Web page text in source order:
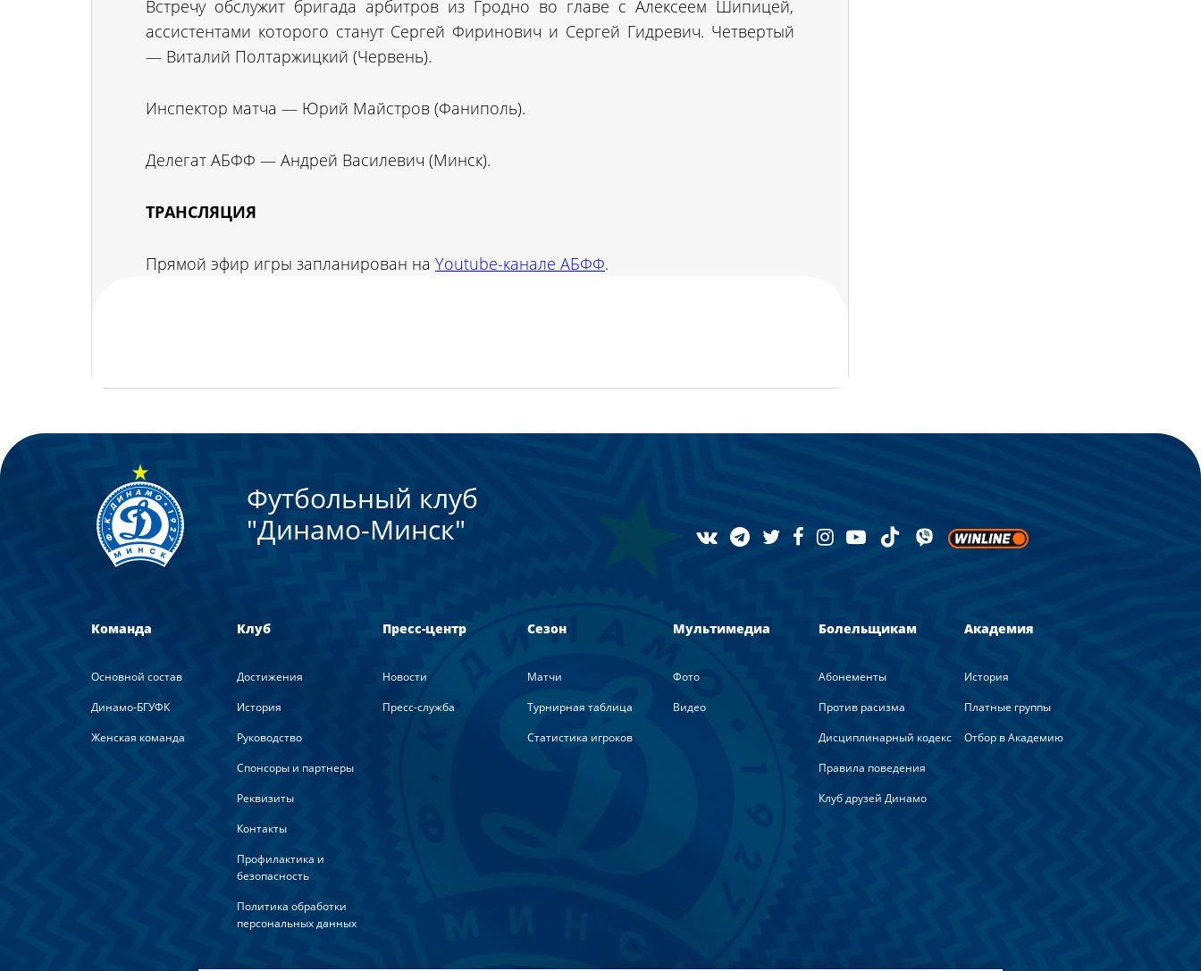
Встречу обслужит бригада арбитров из Гродно во главе с Алексеем Шипицей,
ассистентами которого станут Сергей Фиринович и Сергей Гидревич. Четвертый
— Виталий Полтаржицкий (Червень).
Инспектор матча — Юрий Майстров (Фаниполь).
Делегат АБФФ — Андрей Василевич (Минск).
ТРАНСЛЯЦИЯ
Прямой эфир игры запланирован на Youtube-канале АБФФ.
Футбольный клуб
"Динамо-Минск"
Команда
Основной состав
Динамо-БГУФК
Женская команда
Клуб
Достижения
История
Руководство
Спонсоры и партнеры
Реквизиты
Контакты
Профилактика и
безопасность
Политика обработки
персональных данных
Пресс-центр
Новости
Пресс-служба
Сезон
Матчи
Турнирная таблица
Статистика игроков
Мультимедиа
Фото
Видео
Болельщикам
Абонементы
Против расизма
Дисциплинарный кодекс
Правила поведения
Клуб друзей Динамо
Академия
История
Платные группы
Отбор в Академию